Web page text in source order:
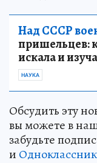
Над СССР
пришельцев:
искала и
НАУКА
Обсудить эту
вы можете в
забудьте
и